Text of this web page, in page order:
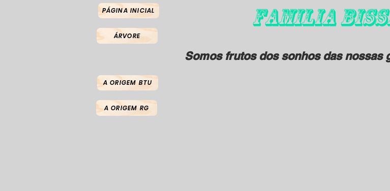
PÁGINA INICIAL
ÁRVORE
FAMILIA
Somos frutos dos sonhos das nossas
A ORIGEM BTU
A ORIGEM RG